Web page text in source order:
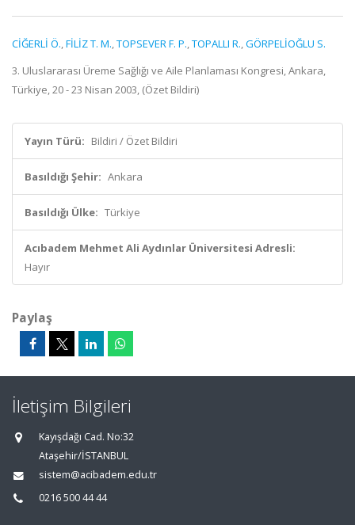
CİĞERLİ Ö.,FİLİZ T. M.,TOPSEVER F. P.,TOPALLI R.,GÖRPELİOĞLU S.
3. Uluslararası Üreme Sağlığı ve Aile Planlaması Kongresi, Ankara,
Türkiye, 20 - 23 Nisan 2003, (Özet Bildiri)
Yayın Türü: Bildiri / Özet Bildiri
Basıldığı Şehir: Ankara
Basıldığı Ülke: Türkiye
Acıbadem Mehmet Ali Aydınlar Üniversitesi Adresli:
Hayır
Paylaş
İletişim Bilgileri
Kayışdağı Cad. No:32
Ataşehir/İSTANBUL
sistem@acibadem.edu.tr
0216 500 44 44